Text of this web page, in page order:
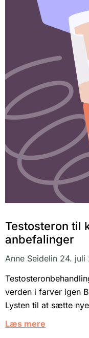
Testosteron til
anbefalinger
Anne Seidelin 24. juli
verden i farver igen
Lysten til at sætte
Læs mere